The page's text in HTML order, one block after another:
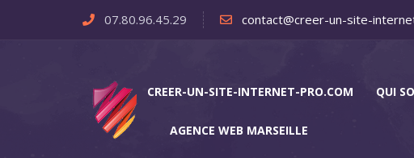
07.80.96.45.29 contact@creer-un-site-
CREER-UN-SITE-INTERNET-PRO.COM QUI
AGENCE WEB MARSEILLE